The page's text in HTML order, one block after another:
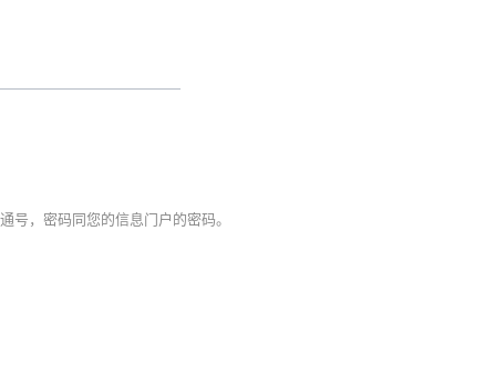
号，密码同您的信息门户的密码。